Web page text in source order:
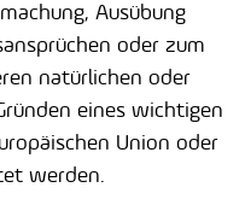
Ausübung
oder zum
natürlichen oder
eines wichtigen
Union oder
werden.